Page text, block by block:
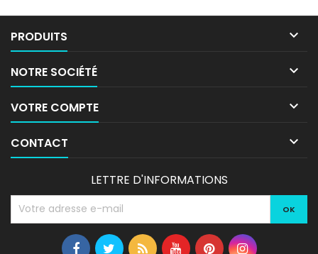
PRODUITS 
NOTRE SOCIÉTÉ 
VOTRE COMPTE 
CONTACT 
LETTRE D'INFORMATIONS